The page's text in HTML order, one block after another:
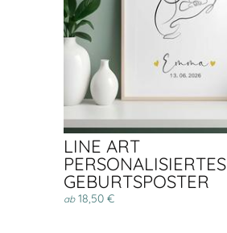
LINE ART
PERSONALISIERTES
GEBURTSPOSTER
ab18,50 €